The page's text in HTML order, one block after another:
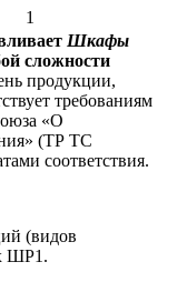
1
Шкафы
сложности
продукции,
требованиям
«О
(ТР ТС
соответствия.
(видов
ШР1.